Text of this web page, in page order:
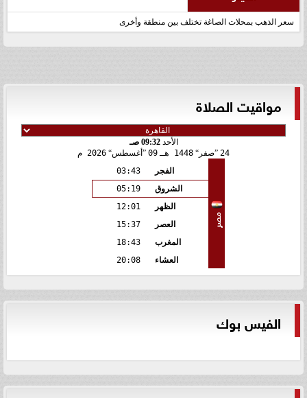
سعر الذهب بمحلات الصاغة تختلف بين منطقة وأخرى
مواقيت الصلاة
الأحد09:32 صـ
24 صفر 1448 هـ 09 أغسطس 2026 م
مصر
الفجر
03:43
الشروق
05:19
الظهر
12:01
العصر
15:37
المغرب
18:43
العشاء
20:08
الفيس بوك